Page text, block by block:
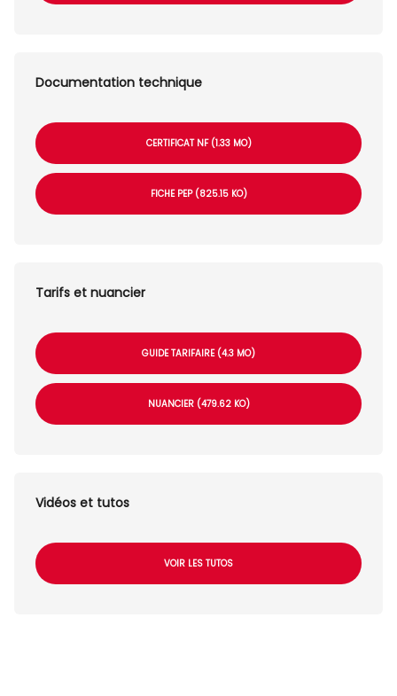
Documentation technique
CERTIFICAT NF (1.33 MO)
FICHE PEP (825.15 KO)
Tarifs et nuancier
GUIDE TARIFAIRE (4.3 MO)
NUANCIER (479.62 KO)
Vidéos et tutos
VOIR LES TUTOS